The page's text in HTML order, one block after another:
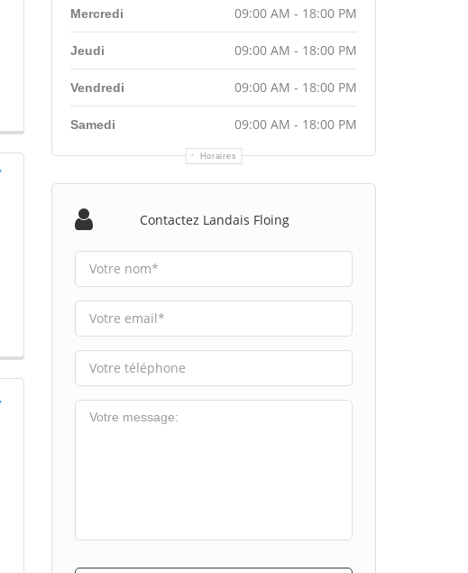
Horaires
Mercredi 09:00 AM - 18:00 PM
Jeudi 09:00 AM - 18:00 PM
Vendredi 09:00 AM - 18:00 PM
Samedi 09:00 AM - 18:00 PM
Contactez Landais Floing